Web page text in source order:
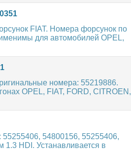
FIAT. Номера форсунок по
для автомобилей OPEL,
номера: 55219886.
OPEL, FIAT, FORD, CITROEN,
54800156, 55255406,
1.3 HDI. Устанавливается в